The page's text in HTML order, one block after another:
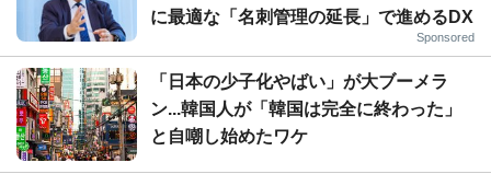
に最適な「名刺管理の延長」で進めるDX
Sponsored
「日本の少子化やばい」が大ブーメラ
ン...韓国人が「韓国は完全に終わった」
と自嘲し始めたワケ